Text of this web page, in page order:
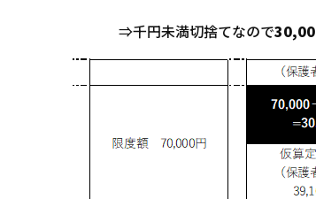
⇒千円未満切捨てなので